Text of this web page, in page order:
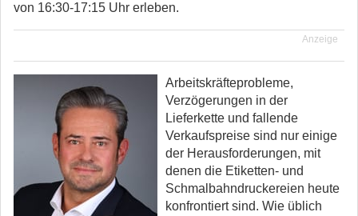
von 16:30-17:15 Uhr erleben.
Anzeige
Arbeitskräfteprobleme,
Verzögerungen in der
Lieferkette und fallende
Verkaufspreise sind nur einige
der Herausforderungen, mit
denen die Etiketten- und
Schmalbahndruckereien heute
konfrontiert sind. Wie üblich